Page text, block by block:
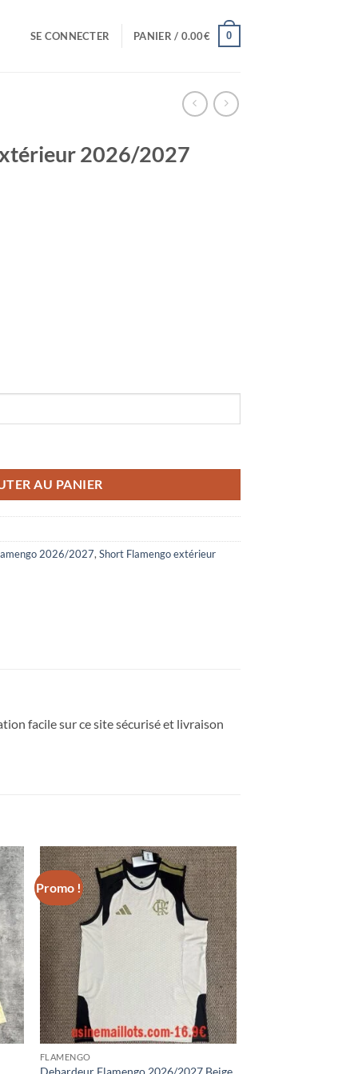
SE CONNECTER PANIER / 0.00€ 0
2026/2027
2026/2027
AU PANIER
2026/2027,Short Flamengo extérieur
facile sur ce site sécurisé et livraison
Promo !
FLAMENGO
Debardeur Flamengo 2026/2027 Beige